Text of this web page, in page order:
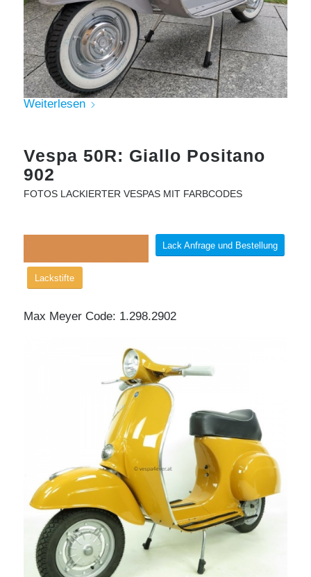
Weiterlesen
Vespa 50R: Giallo Positano
902
FOTOS LACKIERTER VESPAS MIT FARBCODES
Lack Anfrage und Bestellung
Lackstifte
Max Meyer Code: 1.298.2902